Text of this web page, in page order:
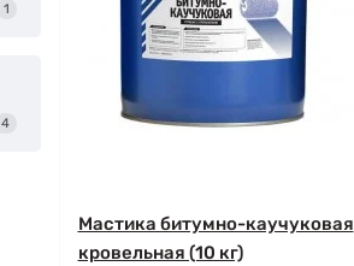
1
4
Мастика битумно-каучуковая
кровельная (10 кг)